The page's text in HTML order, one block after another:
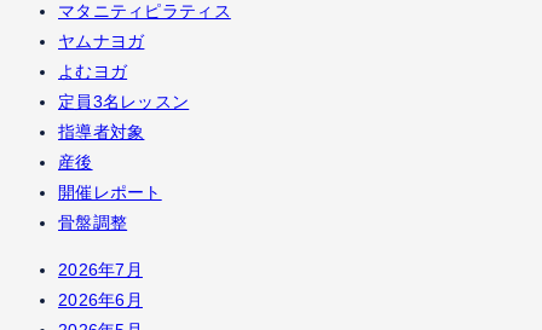
マタニティピラティス
ヤムナヨガ
よむヨガ
定員3名レッスン
指導者対象
産後
開催レポート
骨盤調整
2026年7月
2026年6月